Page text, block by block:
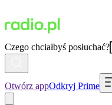
Czego chciałbyś posłuchać?
Otwórz appOdkryj Prime